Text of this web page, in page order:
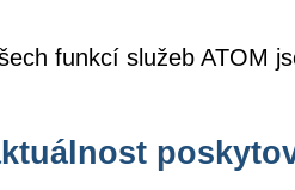
funkcí služeb ATOM